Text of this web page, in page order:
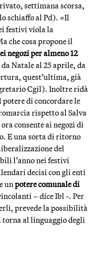
settimana scorsa,
schiaffo al Pd). «Il
festivi viola la
che cosa propone il
negozi per almeno 12
Natale al 25 aprile, da
quest’ultima, già
Cgil). Inoltre ridà
di concordare le
rispetto al Salva
consente ai negozi di
E una sorta di ritorno
del
l’anno nei festivi
decisi con gli enti
unpotere comunale di
– dice Ibl -. Per
prevede la possibilità
al linguaggio degli